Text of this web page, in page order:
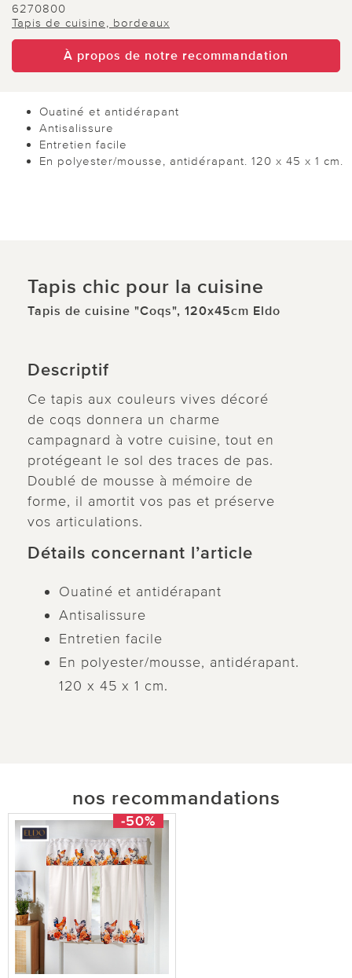
6270800
Tapis de cuisine, bordeaux
À propos de notre recommandation
Ouatiné et antidérapant
Antisalissure
Entretien facile
En polyester/mousse, antidérapant. 120 x 45 x 1 cm.
Tapis chic pour la cuisine
Tapis de cuisine "Coqs", 120x45cm Eldo
Descriptif
Ce tapis aux couleurs vives décoré
de coqs donnera un charme
campagnard à votre cuisine, tout en
protégeant le sol des traces de pas.
Doublé de mousse à mémoire de
forme, il amortit vos pas et préserve
vos articulations.
Détails concernant l’article
Ouatiné et antidérapant
Antisalissure
Entretien facile
En polyester/mousse, antidérapant.
120 x 45 x 1 cm.
nos recommandations
-50%